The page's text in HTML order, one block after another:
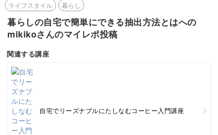
ライフスタイル 暮らし
暮らしの自宅で簡単にできる抽出方法とはへの
mikikoさんのマイレポ投稿
関連する講座
自宅でリーズナブルにたしなむコーヒー入門講座